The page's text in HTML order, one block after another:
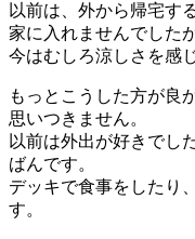
以前は、外から帰宅す
家に入れませんでしたが
今はむしろ涼しさを感
もっとこうした方が良
思いつきません。
以前は外出が好きでし
ばんです。
デッキで食事をしたり
す。